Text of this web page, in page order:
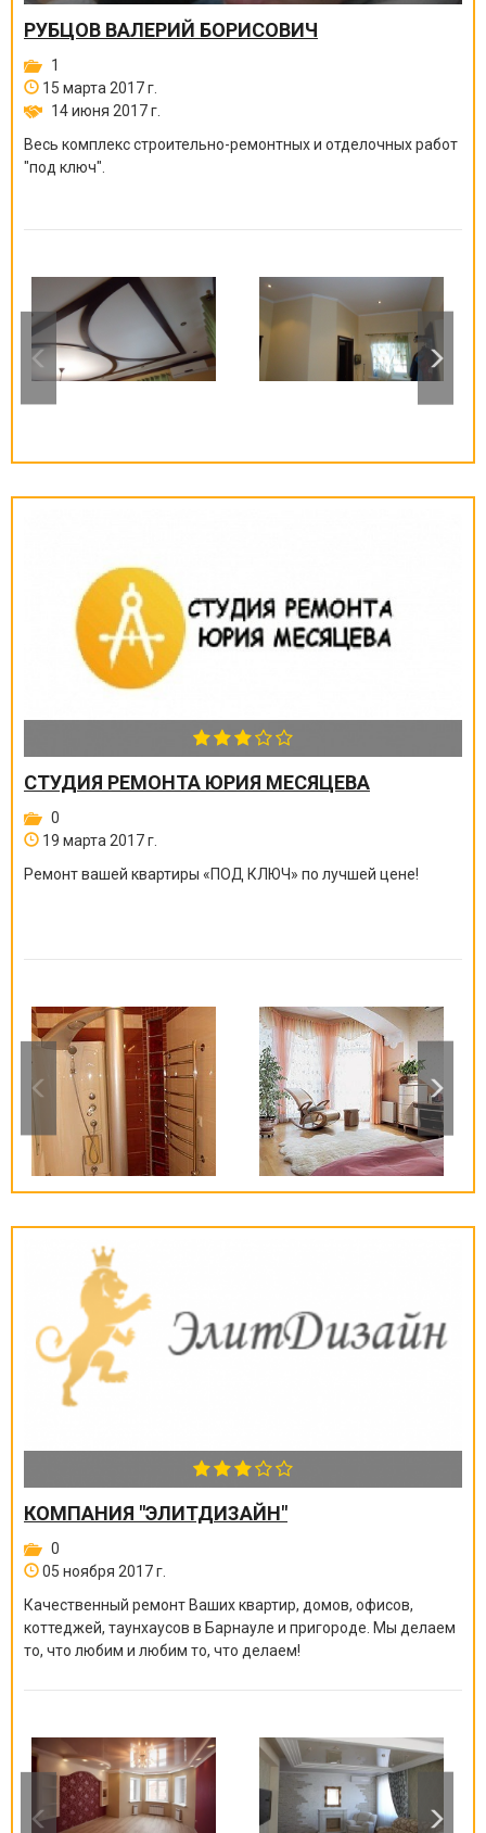
РУБЦОВ ВАЛЕРИЙ БОРИСОВИЧ
1
15 марта 2017 г.
14 июня 2017 г.
Весь комплекс строительно-ремонтных и отделочных работ
"под ключ".
СТУДИЯ РЕМОНТА ЮРИЯ МЕСЯЦЕВА
0
19 марта 2017 г.
Ремонт вашей квартиры «ПОД КЛЮЧ» по лучшей цене!
КОМПАНИЯ "ЭЛИТДИЗАЙН"
0
05 ноября 2017 г.
Качественный ремонт Ваших квартир, домов, офисов,
коттеджей, таунхаусов в Барнауле и пригороде. Мы делаем
то, что любим и любим то, что делаем!